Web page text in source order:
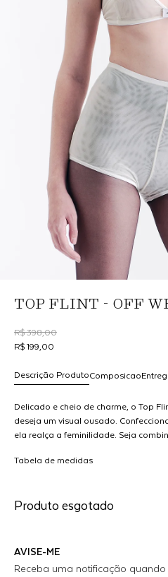
TOP FLINT - OFF
R$ 398,00
R$ 199,00
Composicao
Descrição Produto
Delicado e cheio de charme, o Top
deseja um visual ousado.
ela realça a feminilidade. Seja
look. MODELO VESTE 36
Tabela de medidas
Produto esgotado
AVISE-ME
Receba uma notificação